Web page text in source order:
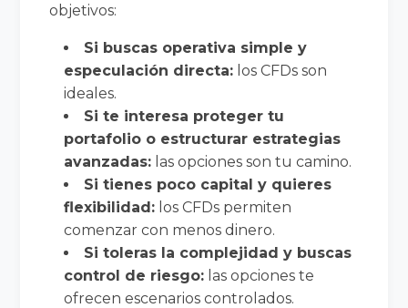
objetivos:
Si buscas operativa simple y
especulación directa: los CFDs son
ideales.
Si te interesa proteger tu
portafolio o estructurar estrategias
avanzadas: las opciones son tu camino.
Si tienes poco capital y quieres
flexibilidad: los CFDs permiten
comenzar con menos dinero.
Si toleras la complejidad y buscas
control de riesgo: las opciones te
ofrecen escenarios controlados.